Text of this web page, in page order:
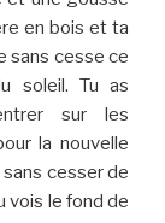
en bois et ta
sans cesse ce
soleil. Tu as
sur les
la nouvelle
cesser de
vois le fond de